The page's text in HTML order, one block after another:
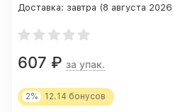
Доставка: завтра (8 августа 2026
607 ₽ за упак.
2% 12.14 бонусов